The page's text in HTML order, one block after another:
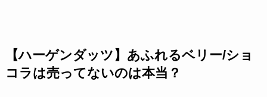
【ハーゲンダッツ】あふれるベリー/ショ
コラは売ってないのは本当？